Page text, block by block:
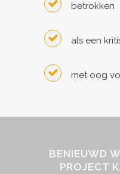
betrokken
als een
met oog
BENIEUWD
PROJECT